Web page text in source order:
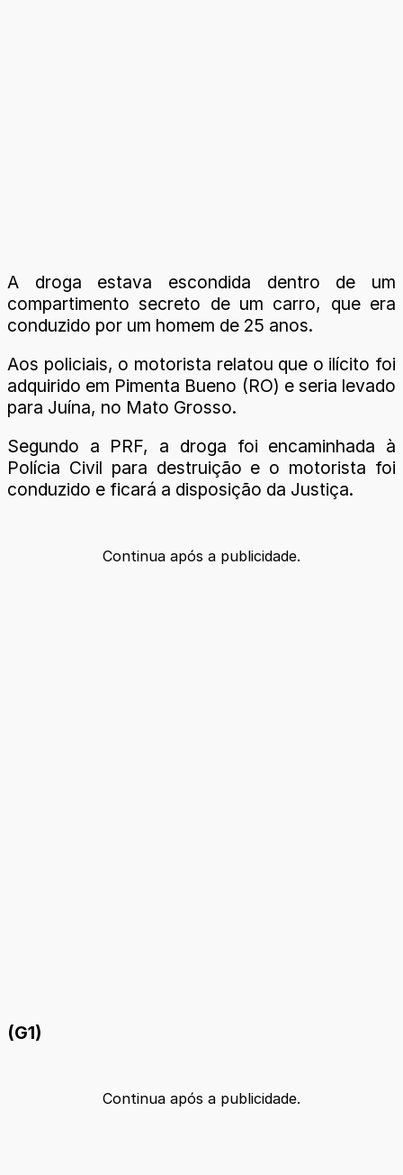
A droga estava escondida dentro de um
compartimento secreto de um carro, que era
conduzido por um homem de 25 anos.
Aos policiais, o motorista relatou que o ilícito foi
adquirido em Pimenta Bueno (RO) e seria levado
para Juína, no Mato Grosso.
Segundo a PRF, a droga foi encaminhada à
Polícia Civil para destruição e o motorista foi
conduzido e ficará a disposição da Justiça.
Continua após a publicidade.
(G1)
Continua após a publicidade.